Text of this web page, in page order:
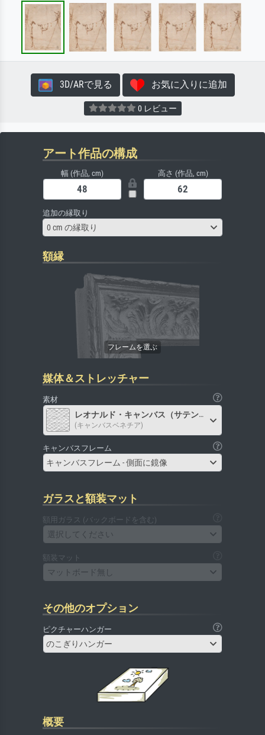
3D/ARで見る お気に入りに追加
0 レビュー
アート作品の構成
幅 (作品, cm) 高さ (作品, cm)
追加の縁取り
0 cm の縁取り
額縁
媒体＆ストレッチャー
素材
レオナルド・キャンバス（サテン）
(キャンバスベネチア)
キャンバスフレーム
キャンバスフレーム - 側面に鏡像
ガラスと額装マット
額用ガラス (バックボードを含む)
選択してください
額装マット
マットボード無し
その他のオプション
ピクチャーハンガー
のこぎりハンガー
概要